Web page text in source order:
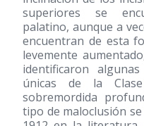
superiores se
palatino, aunque a
encuentran de esta
levemente
identificaron
únicas de la
sobremordida
tipo de maloclusión